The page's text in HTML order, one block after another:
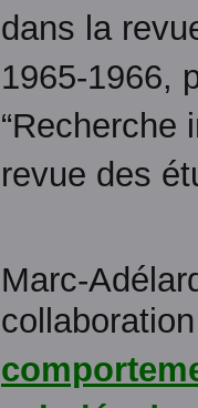
dans la
1965-1966,
“Recherche
revue des
Marc-